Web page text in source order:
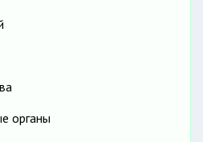
органы